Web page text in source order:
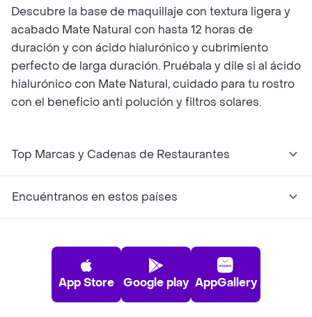
Descubre la base de maquillaje con textura ligera y
acabado Mate Natural con hasta 12 horas de
duración y con ácido hialurónico y cubrimiento
perfecto de larga duración. Pruébala y dile si al ácido
hialurónico con Mate Natural, cuidado para tu rostro
con el beneficio anti polución y filtros solares.
Top Marcas y Cadenas de Restaurantes
Encuéntranos en estos países
App Store Google play AppGallery